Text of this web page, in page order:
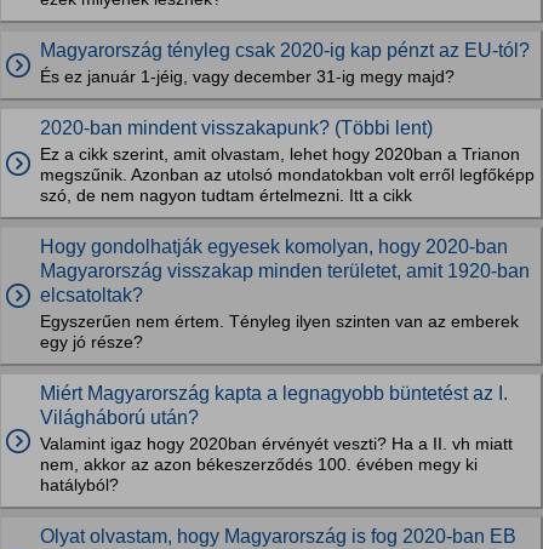
Magyarország tényleg csak 2020-ig kap pénzt az EU-tól?
És ez január 1-jéig, vagy december 31-ig megy majd?
2020-ban mindent visszakapunk? (Többi lent)
Ez a cikk szerint, amit olvastam, lehet hogy 2020ban a Trianon
megszűnik. Azonban az utolsó mondatokban volt erről legfőképp
szó, de nem nagyon tudtam értelmezni. Itt a cikk
Hogy gondolhatják egyesek komolyan, hogy 2020-ban
Magyarország visszakap minden területet, amit 1920-ban
elcsatoltak?
Egyszerűen nem értem. Tényleg ilyen szinten van az emberek
egy jó része?
Miért Magyarország kapta a legnagyobb büntetést az I.
Világháború után?
Valamint igaz hogy 2020ban érvényét veszti? Ha a II. vh miatt
nem, akkor az azon békeszerződés 100. évében megy ki
hatályból?
Olyat olvastam, hogy Magyarország is fog 2020-ban EB